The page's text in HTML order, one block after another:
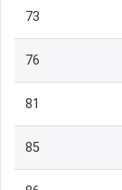
73
76
81
85